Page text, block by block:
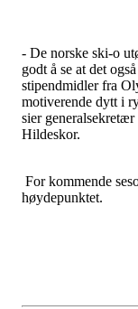
- De norske ski-o
godt å se at det
stipendmidler fra
motiverende dytt i
sier
Hildeskor.
For kommende
høydepunktet.